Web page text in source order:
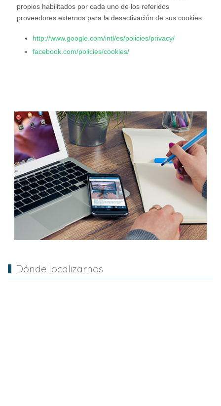
propios habilitados por cada uno de los referidos
proveedores externos para la desactivación de sus cookies:
http://www.google.com/intl/es/policies/privacy/
facebook.com/policies/cookies/
Dónde localizarnos